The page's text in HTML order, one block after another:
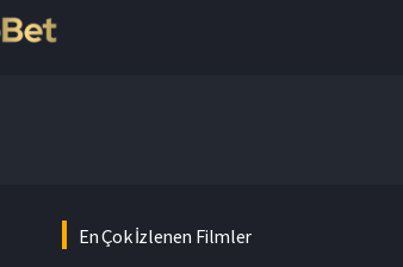
En Çok İzlenen Filmler